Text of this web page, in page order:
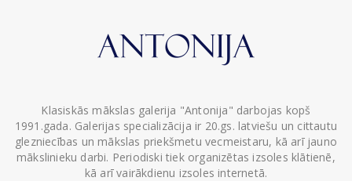
Klasiskās mākslas galerija "Antonija" darbojas kopš
1991.gada. Galerijas specializācija ir 20.gs. latviešu un cittautu
glezniecības un mākslas priekšmetu vecmeistaru, kā arī jauno
mākslinieku darbi. Periodiski tiek organizētas izsoles klātienē,
kā arī vairākdienu izsoles internetā.